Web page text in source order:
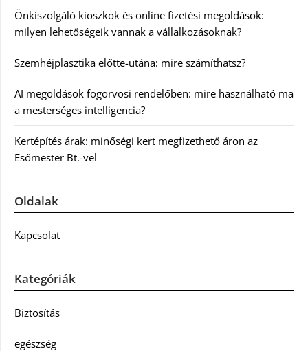
Önkiszolgáló kioszkok és online fizetési megoldások:
milyen lehetőségeik vannak a vállalkozásoknak?
Szemhéjplasztika előtte-utána: mire számíthatsz?
AI megoldások fogorvosi rendelőben: mire használható ma
a mesterséges intelligencia?
Kertépítés árak: minőségi kert megfizethető áron az
Esőmester Bt.-vel
Oldalak
Kapcsolat
Kategóriák
Biztosítás
egészség